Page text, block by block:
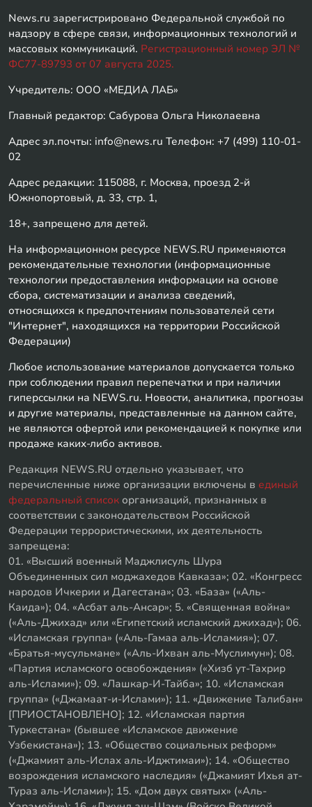
News.ru зарегистрировано Федеральной службой по
надзору в сфере связи, информационных технологий и
массовых коммуникаций. Регистрационный номер ЭЛ №
ФС77-89793 от 07 августа 2025.
Учредитель: ООО «МЕДИА ЛАБ»
Главный редактор: Сабурова Ольга Николаевна
Адрес эл.почты: info@news.ru Телефон: +7 (499) 110-01-
02
Адрес редакции: 115088, г. Москва, проезд 2-й
Южнопортовый, д. 33, стр. 1,
18+, запрещено для детей.
На информационном ресурсе NEWS.RU применяются
рекомендательные технологии (информационные
технологии предоставления информации на основе
сбора, систематизации и анализа сведений,
относящихся к предпочтениям пользователей сети
"Интернет", находящихся на территории Российской
Федерации)
Любое использование материалов допускается только
при соблюдении правил перепечатки и при наличии
гиперссылки на NEWS.ru. Новости, аналитика, прогнозы
и другие материалы, представленные на данном сайте,
не являются офертой или рекомендацией к покупке или
продаже каких-либо активов.
Редакция NEWS.RU отдельно указывает, что
перечисленные ниже организации включены в единый
федеральный список организаций, признанных в
соответствии с законодательством Российской
Федерации террористическими, их деятельность
запрещена:
01. «Высший военный Маджлисуль Шура
Объединенных сил моджахедов Кавказа»; 02. «Конгресс
народов Ичкерии и Дагестана»; 03. «База» («Аль-
Каида»); 04. «Асбат аль-Ансар»; 5. «Священная война»
(«Аль-Джихад» или «Египетский исламский джихад»); 06.
«Исламская группа» («Аль-Гамаа аль-Исламия»); 07.
«Братья-мусульмане» («Аль-Ихван аль-Муслимун»); 08.
«Партия исламского освобождения» («Хизб ут-Тахрир
аль-Ислами»); 09. «Лашкар-И-Тайба»; 10. «Исламская
группа» («Джамаат-и-Ислами»); 11. «Движение Талибан»
[ПРИОСТАНОВЛЕНО]; 12. «Исламская партия
Туркестана» (бывшее «Исламское движение
Узбекистана»); 13. «Общество социальных реформ»
(«Джамият аль-Ислах аль-Иджтимаи»); 14. «Общество
возрождения исламского наследия» («Джамият Ихья ат-
Тураз аль-Ислами»); 15. «Дом двух святых» («Аль-